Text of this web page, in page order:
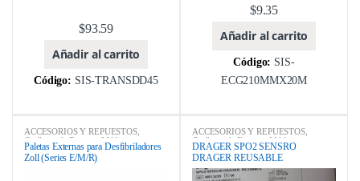
$93.59
Añadir al carrito
Código: SIS-TRANSDD45
$9.35
Añadir al carrito
Código: SIS-
ECG210MMX20M
ACCESORIOS Y REPUESTOS,
Catálogo de Equipos Médicos y
Odontológicos,DESFRIBILADORES,
ebay,EQUIPOS MEDICOS
Paletas Externas para Desfibriladores
Zoll (Series E/M/R)
ACCESORIOS Y REPUESTOS,
Catálogo de Equipos Médicos y
Odontológicos,ebay,EQUIPOS
MEDICOS ,MARCA,MONITOR DE
SIGNOS VITALES
DRAGER SPO2 SENSRO
DRAGER REUSABLE